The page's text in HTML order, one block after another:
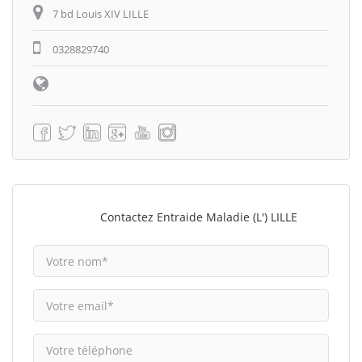
7 bd Louis XIV LILLE
0328829740
Contactez Entraide Maladie (L') LILLE